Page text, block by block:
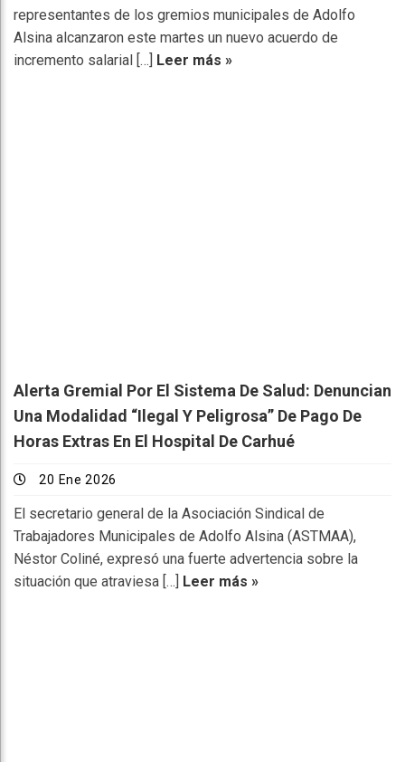
representantes de los gremios municipales de Adolfo
Alsina alcanzaron este martes un nuevo acuerdo de
incremento salarial […] Leer más »
Alerta Gremial Por El Sistema De Salud: Denuncian
Una Modalidad “ilegal Y Peligrosa” De Pago De
Horas Extras En El Hospital De Carhué
20 Ene 2026
El secretario general de la Asociación Sindical de
Trabajadores Municipales de Adolfo Alsina (ASTMAA),
Néstor Coliné, expresó una fuerte advertencia sobre la
situación que atraviesa […] Leer más »